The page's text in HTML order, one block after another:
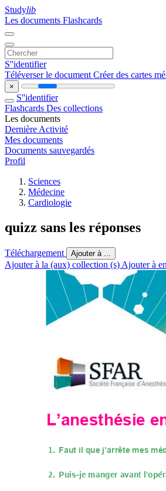
Studylib
Les documents Flashcards
S''identifier
Téléverser le document Créer des cartes
×
S''identifier
Flashcards Des collections
Les documents
Dernière Activité
Mes documents
Documents sauvegardés
Profil
Sciences
Médecine
Cardiologie
quizz sans les réponses
Téléchargement Ajouter à ...
Ajouter à la (aux) collection (s) Ajouter à
L’anesthésie
1. Faut il que j’arrête mes
2. Puis-je manger avant l'opé